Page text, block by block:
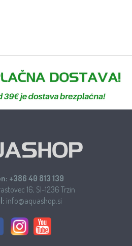
+386 40 813 139
16, SI-1236 Trzin
info@aquashop.si